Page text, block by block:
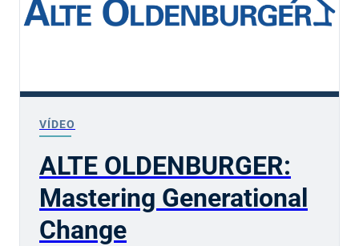
VÍDEO
ALTE OLDENBURGER:
Mastering Generational
Change